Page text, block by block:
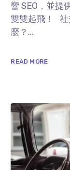
響 SEO，並提
雙雙起飛！ 社
麼？...
READ MORE